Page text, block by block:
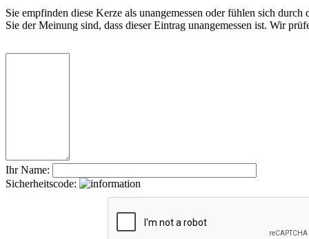
Sie empfinden diese Kerze als unangemessen oder fühlen sich
Sie der Meinung sind, dass dieser Eintrag unangemessen ist. Wir
Ihr Name:
Sicherheitscode: